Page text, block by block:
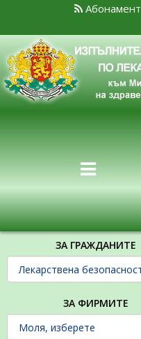
Абонамент
ЗА ГРАЖДАНИТЕ
ЗА ФИРМИТЕ